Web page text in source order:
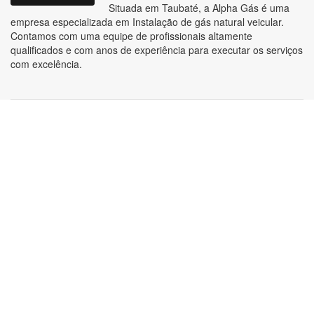
Situada em Taubaté, a Alpha Gás é uma
empresa especializada em Instalação de gás natural veicular.
Contamos com uma equipe de profissionais altamente
qualificados e com anos de experiência para executar os serviços
com excelência.